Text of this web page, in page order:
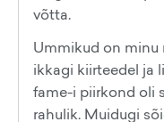
võtta.
Ummikud on minu
ikkagi kiirteedel ja
fame-i piirkond oli
rahulik. Muidugi